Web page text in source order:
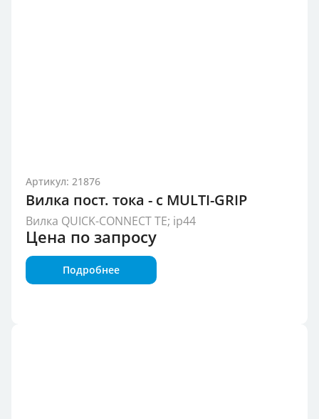
Артикул: 21876
Вилка пост. тока - с MULTI-GRIP
Вилка QUICK-CONNECT TE; ip44
Цена по запросу
Подробнее